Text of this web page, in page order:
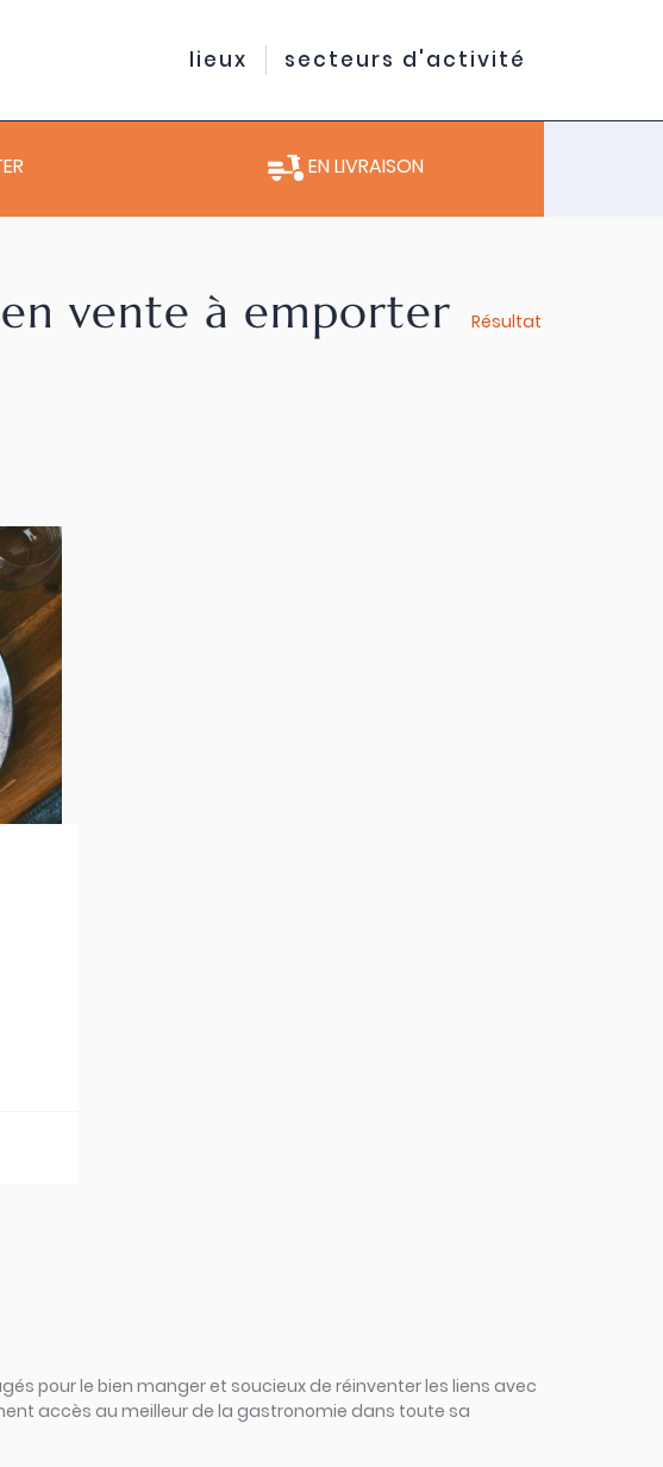
lieux secteurs d'activité
EN LIVRAISON
vente à emporter
Résultat
pour le bien manger et soucieux de réinventer les liens avec
accès au meilleur de la gastronomie dans toute sa